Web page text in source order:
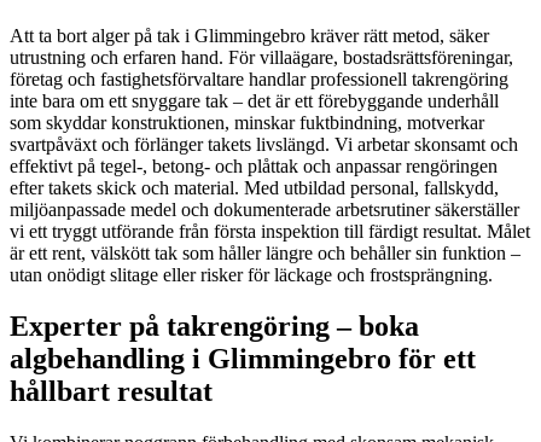
Att ta bort alger på tak i Glimmingebro kräver rätt metod, säker
utrustning och erfaren hand. För villaägare, bostadsrättsföreningar,
företag och fastighetsförvaltare handlar professionell takrengöring
inte bara om ett snyggare tak – det är ett förebyggande underhåll
som skyddar konstruktionen, minskar fuktbindning, motverkar
svartpåväxt och förlänger takets livslängd. Vi arbetar skonsamt och
effektivt på tegel-, betong- och plåttak och anpassar rengöringen
efter takets skick och material. Med utbildad personal, fallskydd,
miljöanpassade medel och dokumenterade arbetsrutiner säkerställer
vi ett tryggt utförande från första inspektion till färdigt resultat. Målet
är ett rent, välskött tak som håller längre och behåller sin funktion –
utan onödigt slitage eller risker för läckage och frostsprängning.
Experter på takrengöring – boka
algbehandling i Glimmingebro för ett
hållbart resultat